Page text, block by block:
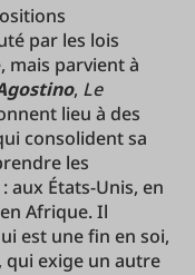
par les lois
mais parvient à
, Le
lieu à des
consolident sa
les
aux États-Unis, en
Afrique. Il
est une fin en soi,
qui exige un autre